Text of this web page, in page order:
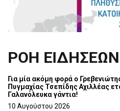
ΡΟΗ ΕΙΔΗΣΕΩΝ
Για μία ακόμη φορά ο
Πυγμαχίας Τσεπίδης Αχιλλέας
Γαλανόλευκα γάντια!
10 Αυγούστου 2026